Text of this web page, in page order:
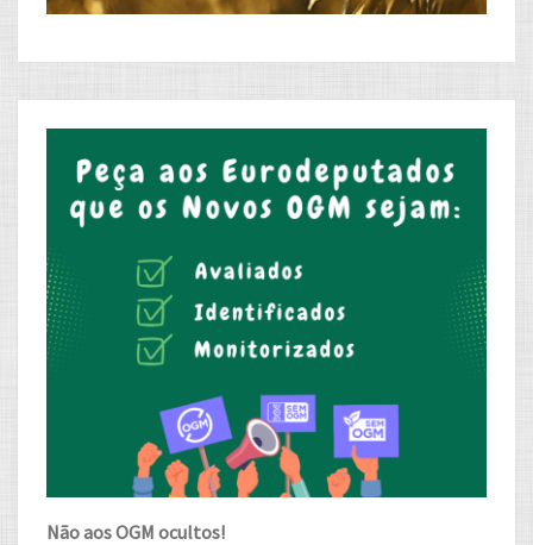
Não aos OGM ocultos!